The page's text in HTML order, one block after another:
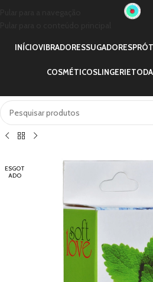
INÍCIOVIBRADORESSUGADORES
COSMÉTICOSLINGERIE
ESGOT
ADO